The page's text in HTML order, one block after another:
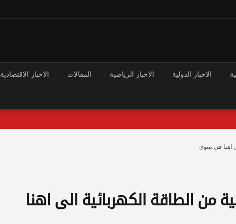
الاخبار الدولية الاخبار الرياضية المقالات الاخبار الاقتصادية
اهنا في نينوى
من الطاقة الكهربائية الى اهنا